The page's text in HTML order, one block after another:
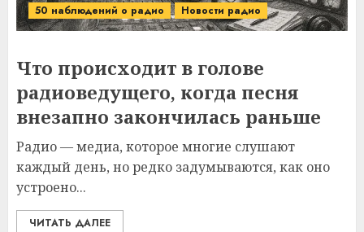
50 наблюдений о радио Новости радио
Что происходит в голове
радиоведущего, когда песня
внезапно закончилась раньше
Радио — медиа, которое многие слушают
каждый день, но редко задумываются, как оно
устроено...
ЧИТАТЬ ДАЛЕЕ